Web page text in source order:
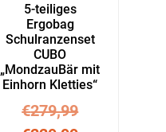
5-teiliges
Ergobag
Schulranzenset
CUBO
„MondzauBär mit
Einhorn Kletties“
€279,99